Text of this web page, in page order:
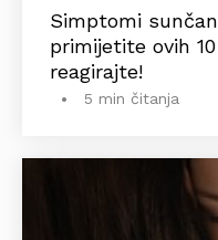
Simptomi
primijetite ovih
reagirajte!
5 min čitanja